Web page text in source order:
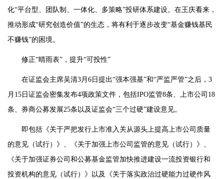
化“平台型、团队制、一体化、多策略”投研体系建设。在王庆看来，
推动形成“研究创造价值”的生态，将有利于逐步改变“基金赚钱基民
不赚钱”的困境。
修正“晴雨表”，提升“可投性”
在证监会主席吴清3月6日提出“强本强基”和“严监严管”之后，3
月15日证监会密集发布4项政策文件，包括IPO监管8条、上市公司18
条、券商公募发展25条以及证监会“三个过硬”建设意见。
即包括《关于严把发行上市准入关从源头上提高上市公司质量
的意见（试行）》、《关于加强上市公司监管的意见（试行）》、
《关于加强证券公司和公募基金监管加快推进建设一流投资银行和
投资机构的意见（试行）》以及《关于落实政治过硬能力过硬作风